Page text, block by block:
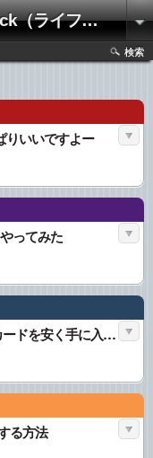
フハック）
検索
りいいですよー
ってみた
Kindleストアにも使えるAmazonギフトカードを安く手に入れる！
る方法